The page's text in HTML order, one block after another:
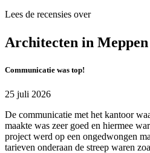
Lees de recensies over
Architecten in Meppen
Communicatie was top!
25 juli 2026
De communicatie met het kantoor
maakte was zeer goed en hiermee
project werd op een ongedwongen
tarieven onderaan de streep waren